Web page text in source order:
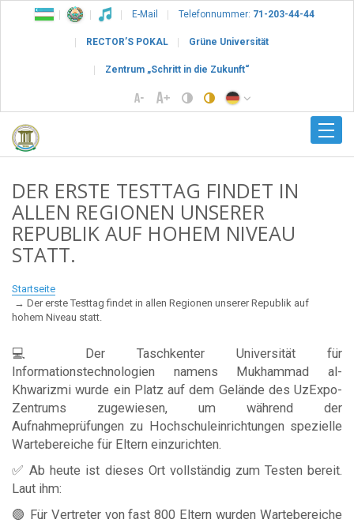
E-Mail Telefonnummer: 71-203-44-44
RECTOR’S POKAL Grüne Universität
Zentrum „Schritt in die Zukunft“
DER ERSTE TESTTAG FINDET IN
ALLEN REGIONEN UNSERER
REPUBLIK AUF HOHEM NIVEAU
STATT.
Startseite
Der erste Testtag findet in allen Regionen unserer Republik auf
hohem Niveau statt.
💻 Der Taschkenter Universität für
Informationstechnologien namens Mukhammad al-
Khwarizmi wurde ein Platz auf dem Gelände des UzExpo-
Zentrums zugewiesen, um während der
Aufnahmeprüfungen zu Hochschuleinrichtungen spezielle
Wartebereiche für Eltern einzurichten.
✅ Ab heute ist dieses Ort vollständig zum Testen bereit.
Laut ihm:
🟢 Für Vertreter von fast 800 Eltern wurden Wartebereiche